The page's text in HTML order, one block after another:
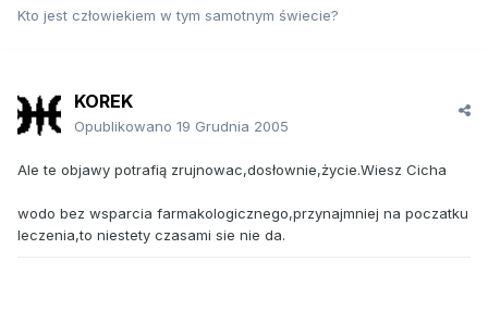
Kto jest człowiekiem w tym samotnym świecie?
KOREK
Opublikowano 19 Grudnia 2005
Ale te objawy potrafią zrujnowac,dosłownie,życie.Wiesz Cicha
wodo bez wsparcia farmakologicznego,przynajmniej na poczatku
leczenia,to niestety czasami sie nie da.